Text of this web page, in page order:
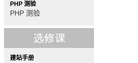
PHP 测验
PHP 测验
建站手册